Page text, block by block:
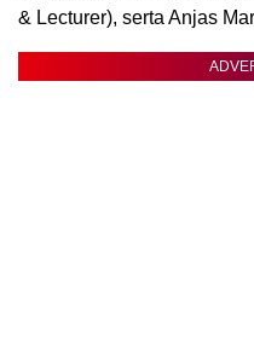
& Lecturer), serta Anjas